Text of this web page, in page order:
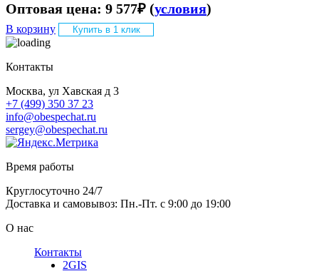
Оптовая цена: 9 577₽ (условия)
В корзину Купить в 1 клик
Контакты
Москва, ул Хавская д 3
+7 (499) 350 37 23
info@obespechat.ru
sergey@obespechat.ru
Время работы
Круглосуточно 24/7
Доставка и самовывоз: Пн.-Пт. с 9:00 до 19:00
О нас
Контакты
2GIS